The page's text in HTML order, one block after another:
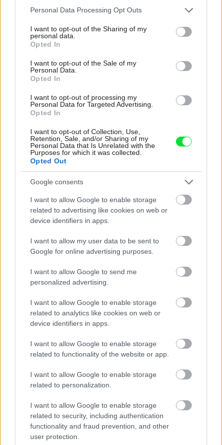
Please note that this website/app uses one or more Google
not limited to your visit or usage behaviour. You may click to
grant or deny consent to Google and its third-party tags to
use your data for below specified purposes in below Google
consent section.
Personal Data Processing Opt Outs
I want to opt-out of the Sharing of my
personal data.
Opted In
I want to opt-out of the Sale of my
Personal Data.
Opted In
I want to opt-out of processing my
Personal Data for Targeted Advertising.
Opted In
I want to opt-out of Collection, Use,
Retention, Sale, and/or Sharing of my
Personal Data that Is Unrelated with the
Purposes for which it was collected.
Opted Out
Google consents
I want to allow Google to enable storage
related to advertising like cookies on web or
device identifiers in apps.
I want to allow my user data to be sent to
Google for online advertising purposes.
I want to allow Google to send me
personalized advertising.
I want to allow Google to enable storage
related to analytics like cookies on web or
device identifiers in apps.
I want to allow Google to enable storage
related to functionality of the website or app.
I want to allow Google to enable storage
related to personalization.
I want to allow Google to enable storage
related to security, including authentication
functionality and fraud prevention, and other
user protection.
Inšpirácie
spálňa,textil,sivá
Najnovšie príspevky
Re: Takto sa rieši málo úložného miesta. V tomto byte
My napríklad labky utierame hneď pri dverách a doma pred dvere
používame tyčový ETA Terier…
stačil jeden prvok | Môjdom.sk
Dizajn je to nádherný, tá brezová preglejka a čisté línie vyzerajú super.
Ale vždy, keď…
Re: Toto je najväčší mýtus pri ošetrení dreva a môže vás
vyjsť draho. Ako ho ochrániť pred hnitím a škodcami?
clovek by cakal ze vysusene drahe drevo bolo predtym naparovane aby
sa zbavilo zarodkov skodcov...